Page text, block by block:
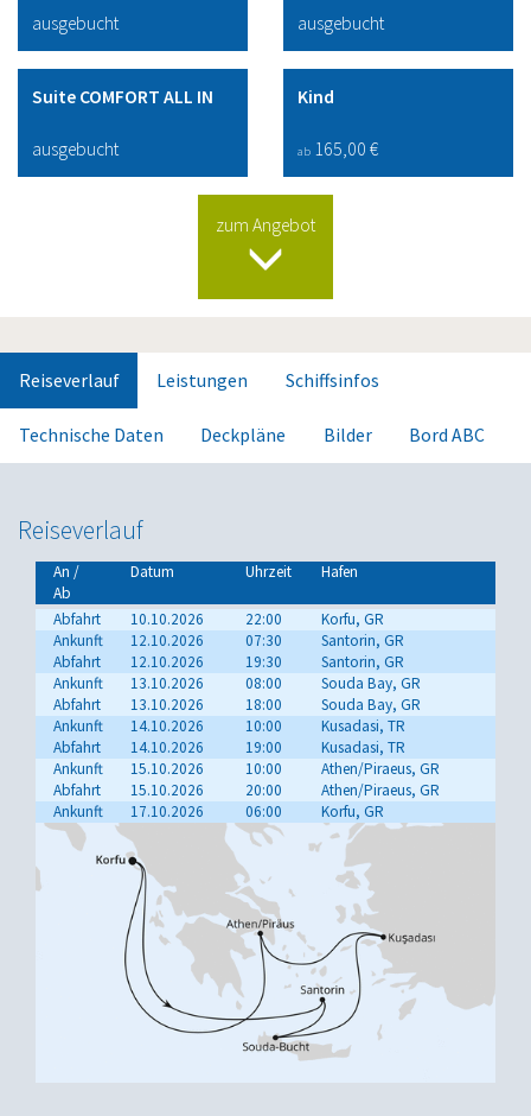
ausgebucht ausgebucht
Suite COMFORT ALL IN
ausgebucht
Kind
ab 165,00 €
zum Angebot
Reiseverlauf Leistungen Schiffsinfos
Technische Daten Deckpläne Bilder Bord ABC
Reiseverlauf
An /
Ab
Datum Uhrzeit Hafen
Abfahrt 10.10.2026 22:00
Korfu, GR
Ankunft
12.10.2026 07:30
Santorin, GR
Abfahrt
12.10.2026 19:30
Santorin, GR
Ankunft
13.10.2026 08:00
Souda Bay, GR
Abfahrt
13.10.2026 18:00
Souda Bay, GR
Ankunft
14.10.2026 10:00
Kusadasi, TR
Abfahrt
14.10.2026 19:00
Kusadasi, TR
Ankunft
15.10.2026 10:00
Athen/Piraeus, GR
Abfahrt
15.10.2026 20:00
Athen/Piraeus, GR
Ankunft
17.10.2026 06:00 Korfu, GR